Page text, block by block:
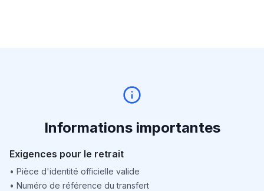
Informations importantes
Exigences pour le retrait
• Pièce d'identité officielle valide
• Numéro de référence du transfert